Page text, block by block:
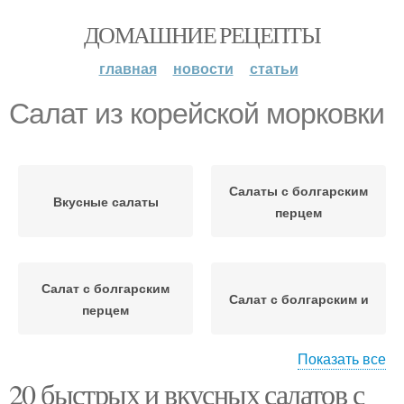
ДОМАШНИЕ РЕЦЕПТЫ
главная новости статьи
Салат из корейской морковки
Вкусные салаты
Салаты с болгарским
перцем
Салат с болгарским
перцем
Салат с болгарским и
Салат из болгарского
Салаты с фасолью
Показать все
20 быстрых и вкусных салатов с